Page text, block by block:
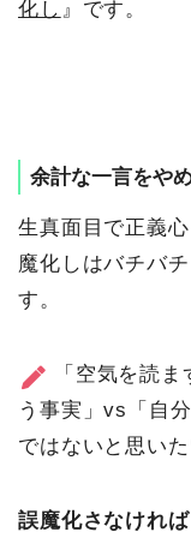
化し 』です。
余計な一言をや
生真面目で正義
魔化しはバチバ
す。
「空気を読
う事実」vs「自
ではないと思いた
誤魔化さなけれ